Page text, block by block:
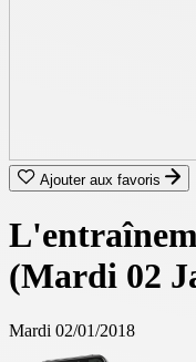
Ajouter aux favoris
(Mardi 02
Mardi 02/01/2018